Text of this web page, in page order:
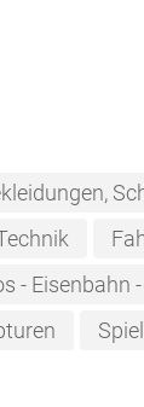
- Eisenbahn